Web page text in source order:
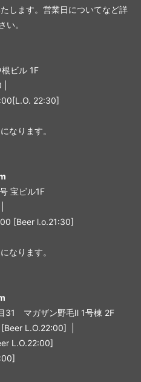
します。営業日についてなど詳
い。
ビル 1F
[L .O. 22:30]
なります。
宝ビル1F
[Beer l.o.21:30]
なります。
31 マガザン野毛Ⅱ 1号棟 2F
L.O.22:00] |
L.O.22:00]